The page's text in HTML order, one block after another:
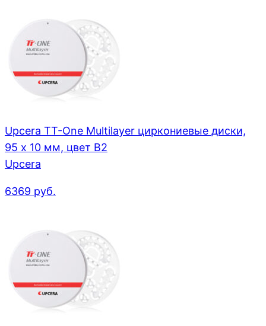
Upcera TT-One Multilayer циркониевые диски,
95 x 10 мм, цвет B2
Upcera
6369 руб.